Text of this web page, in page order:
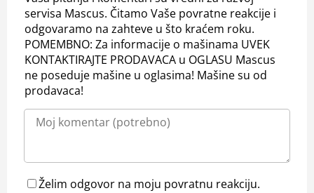
servisa Mascus. Čitamo Vaše povratne reakcije i
odgovaramo na zahteve u što kraćem roku.
POMEMBNO: Za informacije o mašinama UVEK
KONTAKTIRAJTE PRODAVACA u OGLASU Mascus
ne poseduje mašine u oglasima! Mašine su od
prodavaca!
Želim odgovor na moju povratnu reakciju.